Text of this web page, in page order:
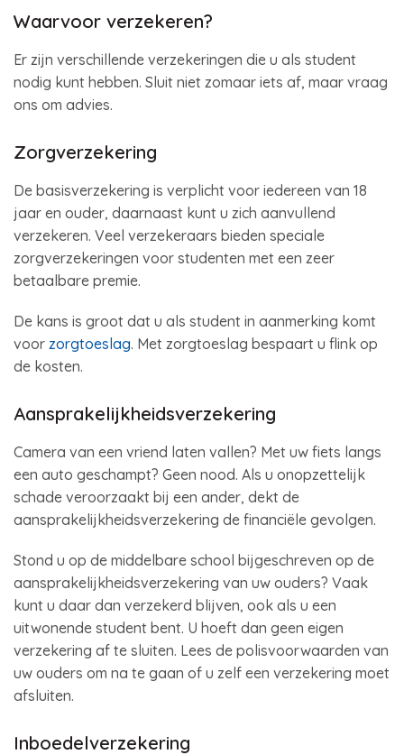
Waarvoor verzekeren?
Er zijn verschillende verzekeringen die u als student
nodig kunt hebben. Sluit niet zomaar iets af, maar vraag
ons om advies.
Zorgverzekering
De basisverzekering is verplicht voor iedereen van 18
jaar en ouder, daarnaast kunt u zich aanvullend
verzekeren. Veel verzekeraars bieden speciale
zorgverzekeringen voor studenten met een zeer
betaalbare premie.
De kans is groot dat u als student in aanmerking komt
voor zorgtoeslag. Met zorgtoeslag bespaart u flink op
de kosten.
Aansprakelijkheidsverzekering
Camera van een vriend laten vallen? Met uw fiets langs
een auto geschampt? Geen nood. Als u onopzettelijk
schade veroorzaakt bij een ander, dekt de
aansprakelijkheidsverzekering de financiële gevolgen.
Stond u op de middelbare school bijgeschreven op de
aansprakelijkheidsverzekering van uw ouders? Vaak
kunt u daar dan verzekerd blijven, ook als u een
uitwonende student bent. U hoeft dan geen eigen
verzekering af te sluiten. Lees de polisvoorwaarden van
uw ouders om na te gaan of u zelf een verzekering moet
afsluiten.
Inboedelverzekering